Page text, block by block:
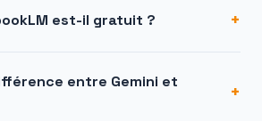
est-il gratuit ?
entre Gemini et